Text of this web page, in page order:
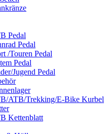
Pedal
Pedal
/Touren Pedal
Pedal
Jugend Pedal
ATB/Trekking/E-Bike Kurbel
Kettenblatt